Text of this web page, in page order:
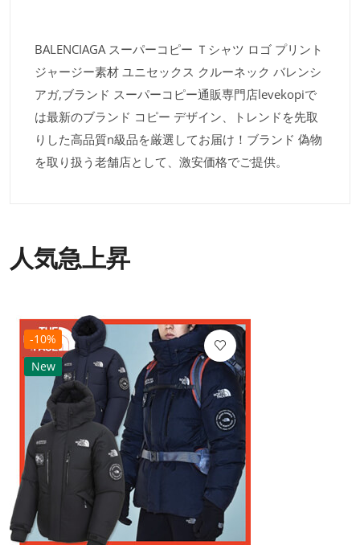
BALENCIAGA スーパーコピー Ｔシャツ ロゴ プリント
ジャージー素材 ユニセックス クルーネック バレンシ
アガ,ブランド スーパーコピー通販専門店levekopiで
は最新のブランド コピー デザイン、トレンドを先取
りした高品質n級品を厳選してお届け！ブランド 偽物
を取り扱う老舗店として、激安価格でご提供。
人気急上昇
-10%
New